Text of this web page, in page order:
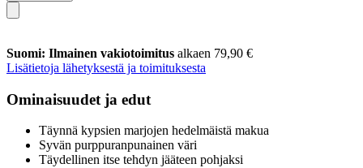
Suomi: Ilmainen vakiotoimitus alkaen 79,90 €
Lisätietoja lähetyksestä ja toimituksesta
Ominaisuudet ja edut
Täynnä kypsien marjojen hedelmäistä makua
Syvän purppuranpunainen väri
Täydellinen itse tehdyn jääteen pohjaksi